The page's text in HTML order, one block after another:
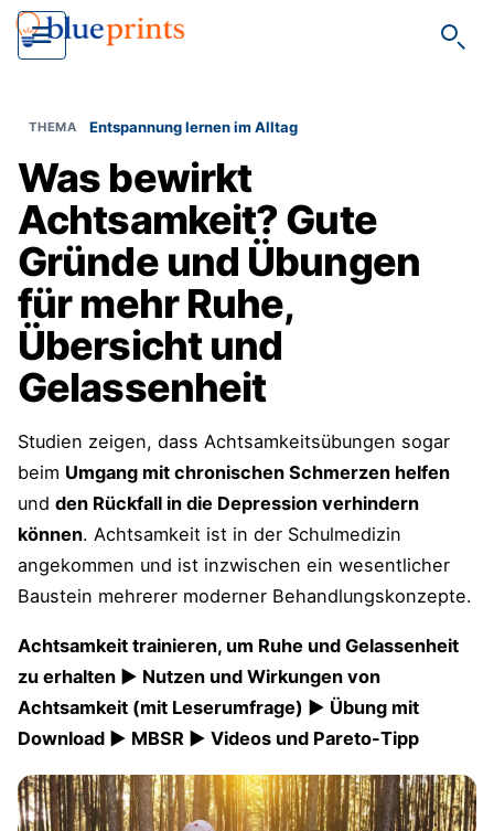
Entspannung lernen im Alltag
Was bewirkt
Achtsamkeit? Gute
Gründe und Übungen
für mehr Ruhe,
Übersicht und
Gelassenheit
Studien zeigen, dass Achtsamkeitsübungen sogar
beim Umgang mit chronischen Schmerzen helfen
und den Rückfall in die Depression verhindern
können. Achtsamkeit ist in der Schulmedizin
angekommen und ist inzwischen ein wesentlicher
Baustein mehrerer moderner Behandlungskonzepte.
Achtsamkeit trainieren, um Ruhe und Gelassenheit
zu erhalten ► Nutzen und Wirkungen von
Achtsamkeit (mit Leserumfrage) ► Übung mit
Download ► MBSR ► Videos und Pareto-Tipp